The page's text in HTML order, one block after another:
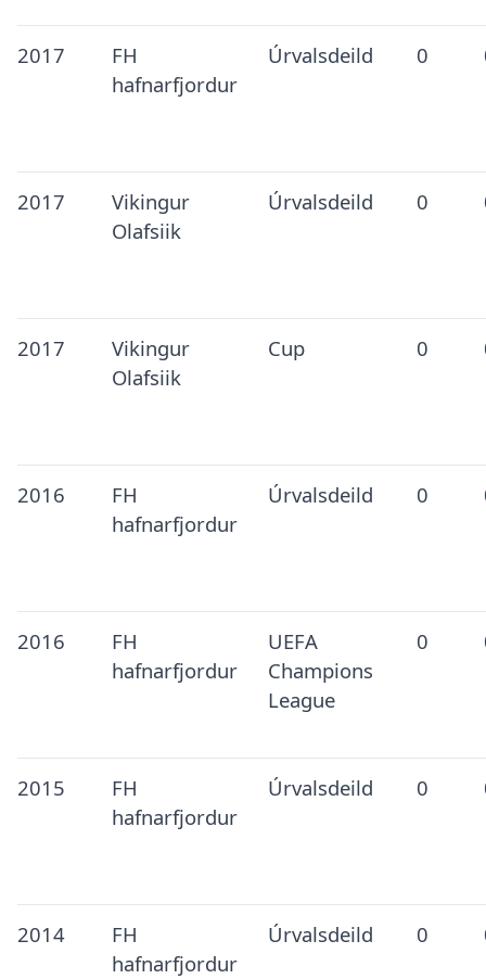
2017
FH
hafnarfjordur
Úrvalsdeild 0
2017
Vikingur
Olafsiik
Úrvalsdeild 0
2017
Vikingur
Olafsiik
Cup 0
2016
FH
hafnarfjordur
Úrvalsdeild 0
2016
FH
hafnarfjordur
UEFA
Champions
League
0
2015
FH
hafnarfjordur
Úrvalsdeild 0
2014
FH
hafnarfjordur
Úrvalsdeild 0